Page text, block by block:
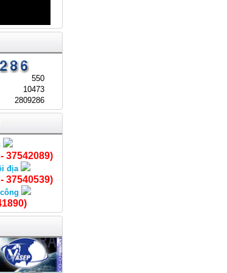
CỔ ĐÔNG
NĂM 2024
PHẦN KINH
HẢI SẢN SÀI
550
10473
2809286
37542089)
địa
37540539)